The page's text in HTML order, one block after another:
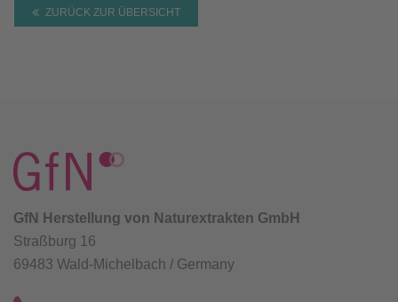
ZURÜCK ZUR ÜBERSICHT
GfN Herstellung von Naturextrakten GmbH
Straßburg 16
69483 Wald-Michelbach / Germany